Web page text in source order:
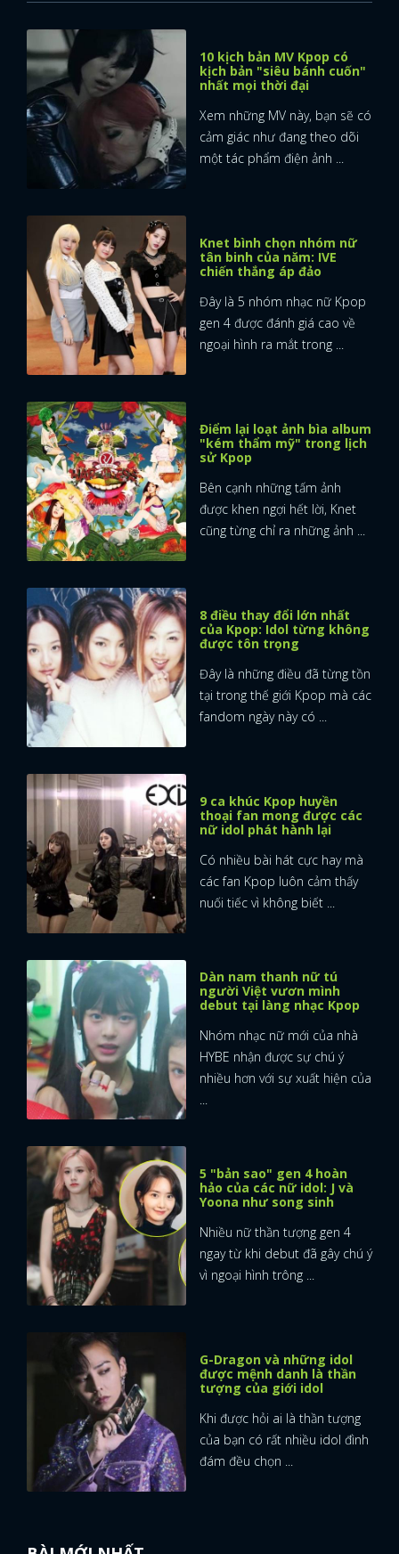
10 kịch bản MV Kpop có
kịch bản "siêu bánh cuốn"
nhất mọi thời đại
Xem những MV này, bạn sẽ có
cảm giác như đang theo dõi
một tác phẩm điện ảnh ...
Knet bình chọn nhóm nữ
tân binh của năm: IVE
chiến thắng áp đảo
Đây là 5 nhóm nhạc nữ Kpop
gen 4 được đánh giá cao về
ngoại hình ra mắt trong ...
Điểm lại loạt ảnh bìa album
"kém thẩm mỹ" trong lịch
sử Kpop
Bên cạnh những tấm ảnh
được khen ngợi hết lời, Knet
cũng từng chỉ ra những ảnh ...
8 điều thay đổi lớn nhất
của Kpop: Idol từng không
được tôn trọng
Đây là những điều đã từng tồn
tại trong thế giới Kpop mà các
fandom ngày này có ...
9 ca khúc Kpop huyền
thoại fan mong được các
nữ idol phát hành lại
Có nhiều bài hát cực hay mà
các fan Kpop luôn cảm thấy
nuối tiếc vì không biết ...
Dàn nam thanh nữ tú
người Việt vươn mình
debut tại làng nhạc Kpop
Nhóm nhạc nữ mới của nhà
HYBE nhận được sự chú ý
nhiều hơn với sự xuất hiện của
5 "bản sao" gen 4 hoàn
hảo của các nữ idol: J và
Yoona như song sinh
Nhiều nữ thần tượng gen 4
ngay từ khi debut đã gây chú ý
vì ngoại hình trông ...
G-Dragon và những idol
được mệnh danh là thần
tượng của giới idol
Khi được hỏi ai là thần tượng
của bạn có rất nhiều idol đình
đám đều chọn ...